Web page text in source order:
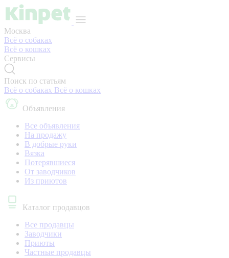
Москва
Всё о собаках
Всё о кошках
Сервисы
Поиск по статьям
Всё о собаках Всё о кошках
Объявления
Все объявления
На продажу
В добрые руки
Вязка
Потерявшиеся
От заводчиков
Из приютов
Каталог продавцов
Все продавцы
Заводчики
Приюты
Частные продавцы